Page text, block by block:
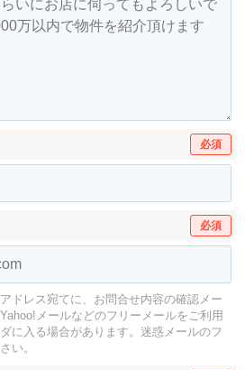
必須
必須
ドレス宛てに、お問合せ内容の確認メー
メールなどのフリーメールをご利用
に入る場合があります。 迷惑メールのフ
い。